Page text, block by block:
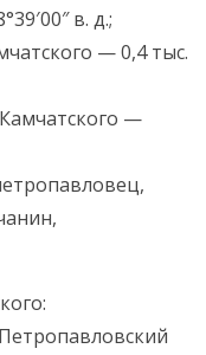
в. д.;
— 0,4 тыс.
—